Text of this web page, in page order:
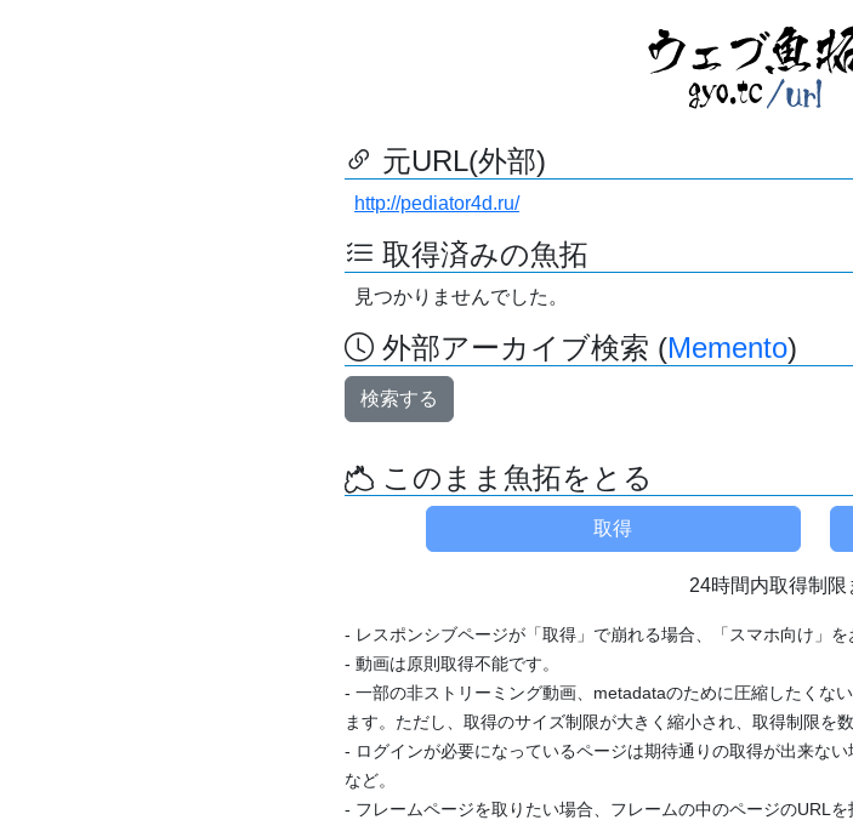
元URL(外部)
http://pediator4d.ru/
取得済みの魚拓
見つかりませんでした。
外部アーカイブ検索 (Memento)
検索する
このまま魚拓をとる
24時間内取得制限
- レスポンシブページが「取得」で崩れる場合、「スマホ向け」を
- 動画は原則取得不能です。
- 一部の非ストリーミング動画、metadataのために圧縮したくな
ます。ただし、取得のサイズ制限が大きく縮小され、取得制限を
- ログインが必要になっているページは期待通りの取得が出来な
など。
- フレームページを取りたい場合、フレームの中のページのURL